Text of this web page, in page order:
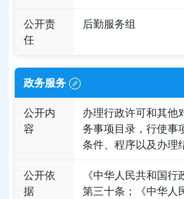
公开责
任
后勤服务组
政务服务
公开内
容
办理行政许可和其他
务事项目录，行使事
条件、程序以及办理
公开依
据
《中华人民共和国行
第三十条；《中华人